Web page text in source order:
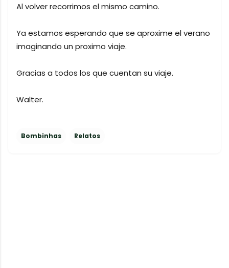
Al volver recorrimos el mismo camino.
Ya estamos esperando que se aproxime el verano
imaginando un proximo viaje.
Gracias a todos los que cuentan su viaje.
Walter.
Bombinhas Relatos